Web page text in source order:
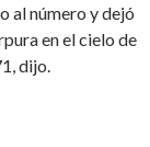
al número y dejó
en el cielo de
dijo.